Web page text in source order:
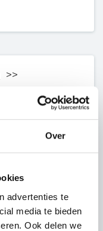
Over
advertenties te
media te bieden
Ook delen we